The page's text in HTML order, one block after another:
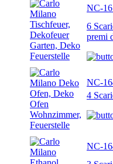
NC-
6
premi
NC-
4
NC-